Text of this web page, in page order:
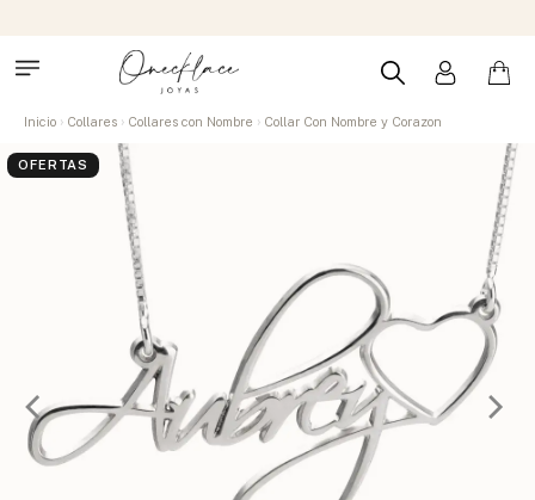
Inicio Collares Collares con Nombre Collar Con Nombre y Corazon
OFERTAS